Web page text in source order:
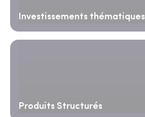
Investissements thématiques
Produits Structurés